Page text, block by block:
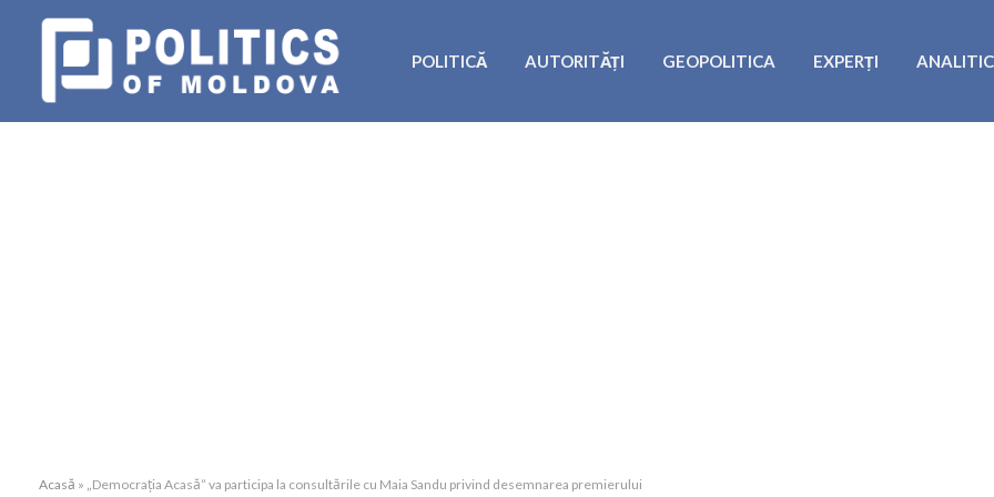
POLITICĂ AUTORITĂȚI GEOPOLITICA EXPERȚI
Acasă » „Democrația Acasă” va participa la consultările cu Maia Sandu privind desemnarea premierului